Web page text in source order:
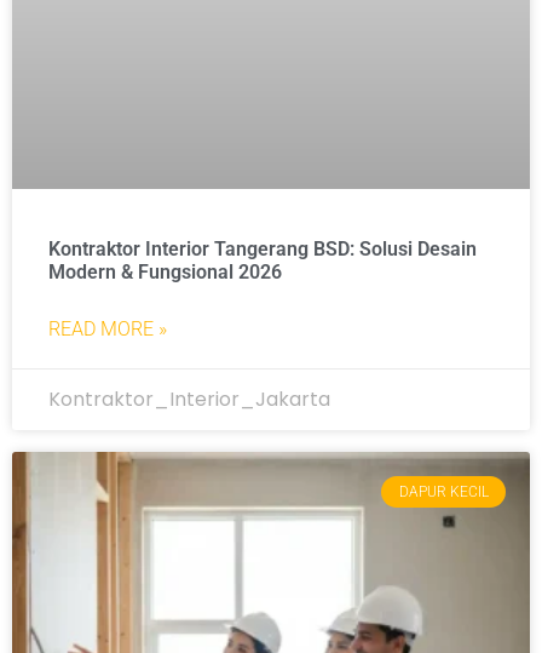
Kontraktor Interior Tangerang BSD: Solusi Desain
Modern & Fungsional 2026
READ MORE »
Kontraktor_Interior_Jakarta
DAPUR KECIL